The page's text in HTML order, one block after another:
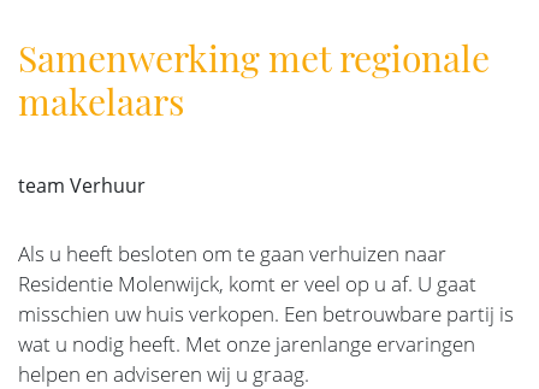
Samenwerking met regionale
makelaars
team Verhuur
Als u heeft besloten om te gaan verhuizen naar
Residentie Molenwijck, komt er veel op u af. U gaat
misschien uw huis verkopen. Een betrouwbare partij is
wat u nodig heeft. Met onze jarenlange ervaringen
helpen en adviseren wij u graag.